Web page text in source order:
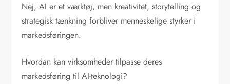
Nej, AI er et værktøj, men kreativitet, storytelling og
strategisk tænkning forbliver menneskelige styrker i
markedsføringen.
Hvordan kan virksomheder tilpasse deres
markedsføring til AI-teknologi?